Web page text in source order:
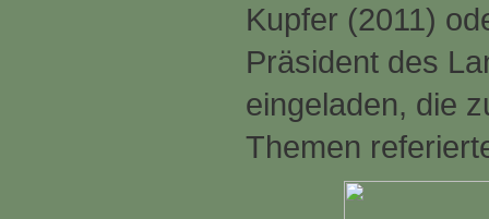
Kupfer (2011)
Präsident des
eingeladen, die
Themen